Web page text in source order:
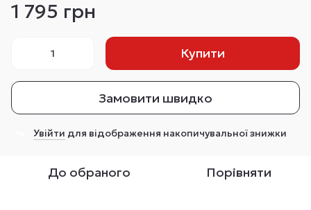
1 795 грн
Купити
Замовити швидко
Увійти для відображення накопичувальної знижки
До обраного Порівняти